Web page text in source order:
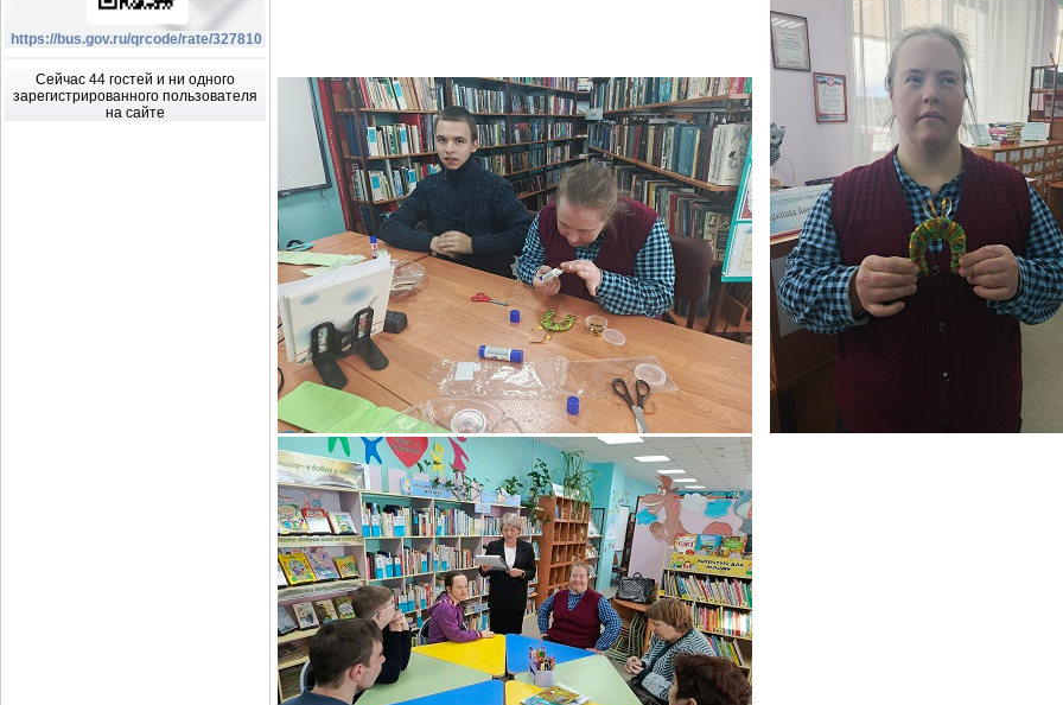
https://bus.gov.ru/qrcode/rate/327810
Сейчас 44 гостей и ни одного
зарегистрированного пользователя
на сайте